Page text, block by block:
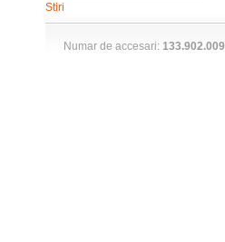
Stiri
Numar de accesari: 133.902.009